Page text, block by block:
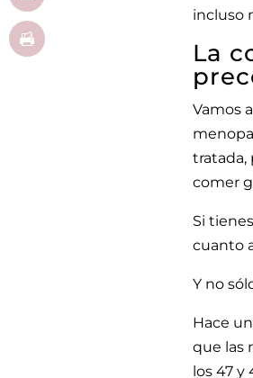
incluso
La
Vamos
tratada,
comer
Si
cuanto
Y no
Hace
que las
los 47 y